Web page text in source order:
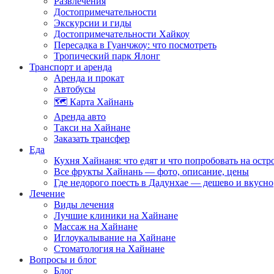
Достопримечательности
Экскурсии и гиды
Достопримечательности Хайкоу
Пересадка в Гуанчжоу: что посмотреть
Тропический парк Ялонг
Транспорт и аренда
Аренда и прокат
Автобусы
🗺️ Карта Хайнань
Аренда авто
Такси на Хайнане
Заказать трансфер
Еда
Кухня Хайнаня: что едят и что попробовать на
Все фрукты Хайнань — фото, описание, цены
Где недорого поесть в Дадунхае — дешево и вкусно
Лечение
Виды лечения
Лучшие клиники на Хайнане
Массаж на Хайнане
Иглоукалывание на Хайнане
Стоматология на Хайнане
Вопросы и блог
Блог